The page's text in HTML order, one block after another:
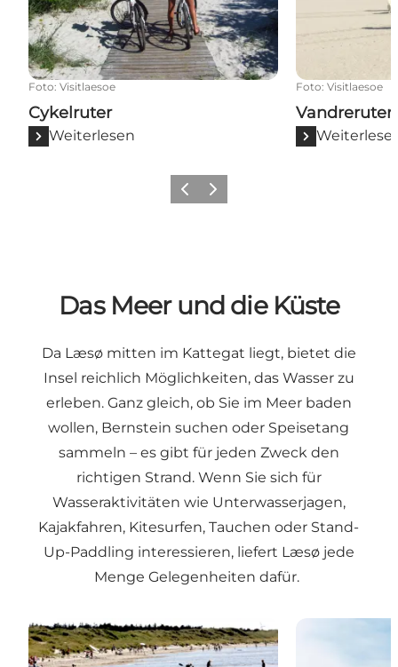
Foto: Visitlaesoe
Cykelruter
Weiterlesen
Foto: Visitlaesoe
Vandreruter
Vorherige Folie
Nächste Folie
Das Meer und die Küste
Da Læsø mitten im Kattegat liegt, bietet die
Insel reichlich Möglichkeiten, das Wasser zu
erleben. Ganz gleich, ob Sie im Meer baden
wollen, Bernstein suchen oder Speisetang
sammeln – es gibt für jeden Zweck den
richtigen Strand. Wenn Sie sich für
Wasseraktivitäten wie Unterwasserjagen,
Kajakfahren, Kitesurfen, Tauchen oder Stand-
Up-Paddling interessieren, liefert Læsø jede
Menge Gelegenheiten dafür.
Strande